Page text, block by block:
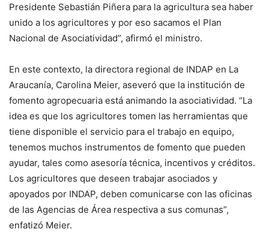
Presidente Sebastián Piñera para la agricultura sea haber
unido a los agricultores y por eso sacamos el Plan
Nacional de Asociatividad”, afirmó el ministro.
En este contexto, la directora regional de INDAP en La
Araucanía, Carolina Meier, aseveró que la institución de
fomento agropecuaria está animando la asociatividad. “La
idea es que los agricultores tomen las herramientas que
tiene disponible el servicio para el trabajo en equipo,
tenemos muchos instrumentos de fomento que pueden
ayudar, tales como asesoría técnica, incentivos y créditos.
Los agricultores que deseen trabajar asociados y
apoyados por INDAP, deben comunicarse con las oficinas
de las Agencias de Área respectiva a sus comunas”,
enfatizó Meier.